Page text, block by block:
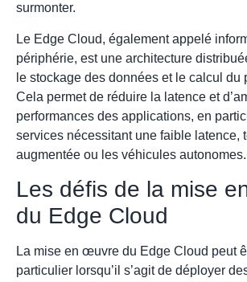
surmonter.
Le Edge Cloud, également appelé
périphérie, est une architecture
le stockage des données et le calcul du
Cela permet de réduire la latence et
performances des applications, en
services nécessitant une faible latence,
augmentée ou les véhicules autonomes.
Les défis de la mise
du Edge Cloud
La mise en œuvre du Edge Cloud peut
particulier lorsqu’il s’agit de déployer